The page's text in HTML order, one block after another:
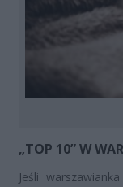
„TOP 10” W
Jeśli